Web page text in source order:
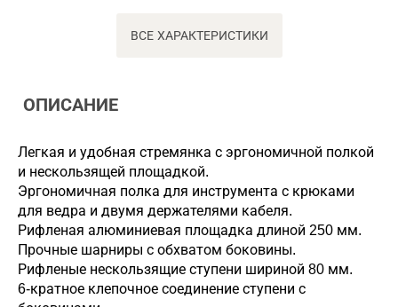
ВСЕ ХАРАКТЕРИСТИКИ
ОПИСАНИЕ
Легкая и удобная стремянка с эргономичной полкой
и нескользящей площадкой.
Эргономичная полка для инструмента с крюками
для ведра и двумя держателями кабеля.
Рифленая алюминиевая площадка длиной 250 мм.
Прочные шарниры с обхватом боковины.
Рифленые нескользящие ступени шириной 80 мм.
6-кратное клепочное соединение ступени с